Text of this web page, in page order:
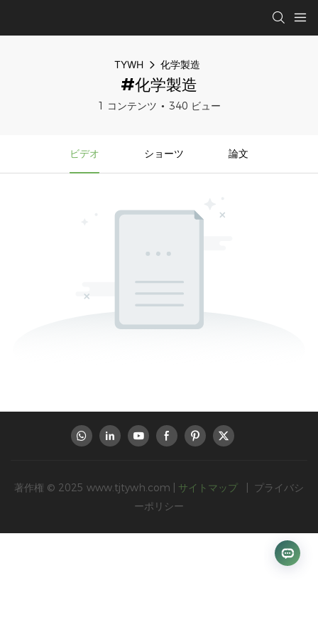
TYWH 化学製造
#化学製造
1 コンテンツ 340 ビュー
ビデオ ショーツ 論文
著作権 © 2025 www.tjtywh.com サイトマップ
プライバシ
ーポリシー